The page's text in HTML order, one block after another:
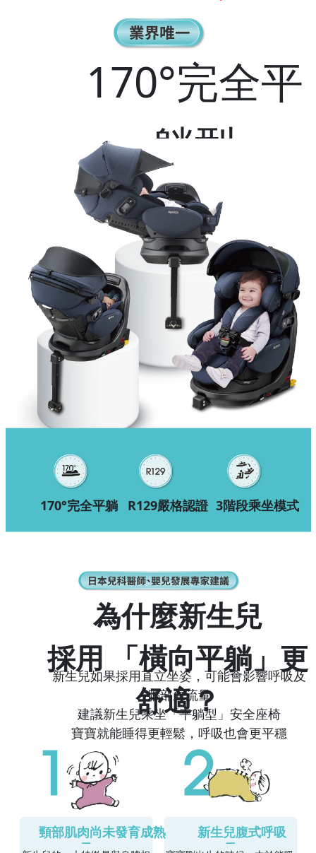
170°完全平
躺型
坐臥三向乘坐模
式
170°完全平躺 R129嚴格認證 3階段乘坐模式
為什麼新生兒
採用
「橫向平躺」 更
舒適？
新生兒如果採用直立坐姿，可能會影響呼吸及
腦部血流量
建議新生兒乘坐「平躺型」安全座椅
寶寶就能睡得更輕鬆，呼吸也會更平穩
是Aprica一直以來追求「平躺床型」兒童座椅
的理念
頸部肌肉尚未發育成熟 新生兒腹式呼吸